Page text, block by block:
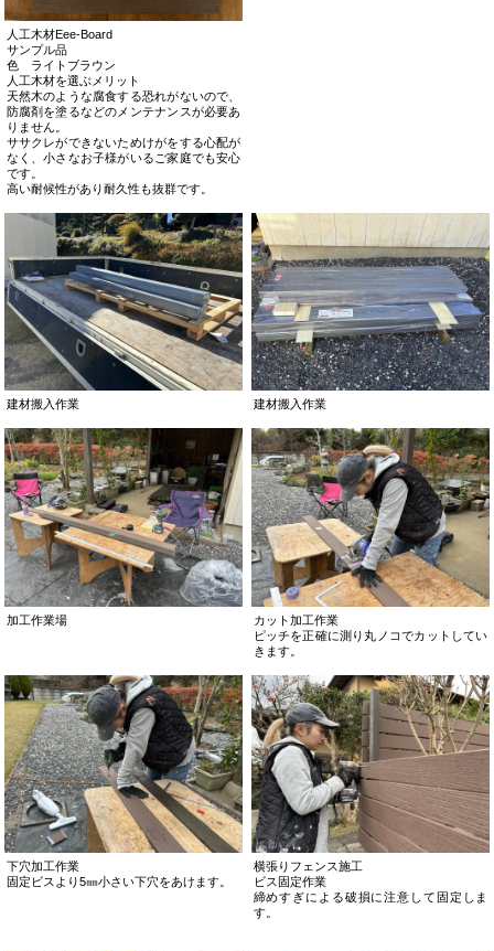
人工木材Eee-Board
サンプル品
色 ライトブラウン
人工木材を選ぶメリット
天然木のような腐食する恐れがないので、
防腐剤を塗るなどのメンテナンスが必要あ
りません。
ササクレができないためけがをする心配が
なく、小さなお子様がいるご家庭でも安心
です。
高い耐候性があり耐久性も抜群です。
建材搬入作業 建材搬入作業
加工作業場
カット加工作業
ピッチを正確に測り丸ノコでカットしてい
きます。
下穴加工作業
固定ビスより5㎜小さい下穴をあけます。
横張りフェンス施工
ビス固定作業
締めすぎによる破損に注意して固定しま
す。